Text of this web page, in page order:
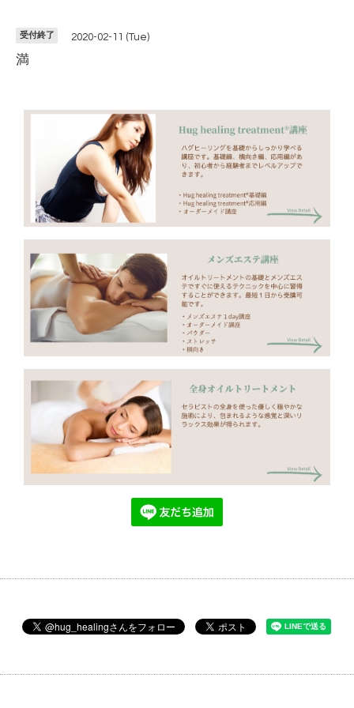
受付終了 2020-02-11 (Tue)
満